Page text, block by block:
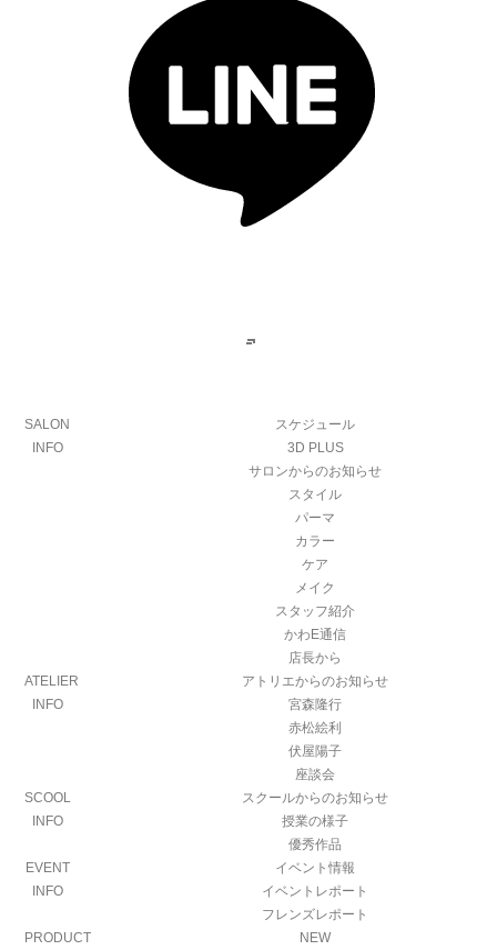
SALON
INFO
スケジュール
3D PLUS
サロンからのお知らせ
スタイル
パーマ
カラー
ケア
メイク
スタッフ紹介
かわE通信
店長から
ATELIER
INFO
アトリエからのお知らせ
宮森隆行
赤松絵利
伏屋陽子
座談会
SCOOL
INFO
スクールからのお知らせ
授業の様子
優秀作品
EVENT
INFO
イベント情報
イベントレポート
フレンズレポート
PRODUCT
NEW